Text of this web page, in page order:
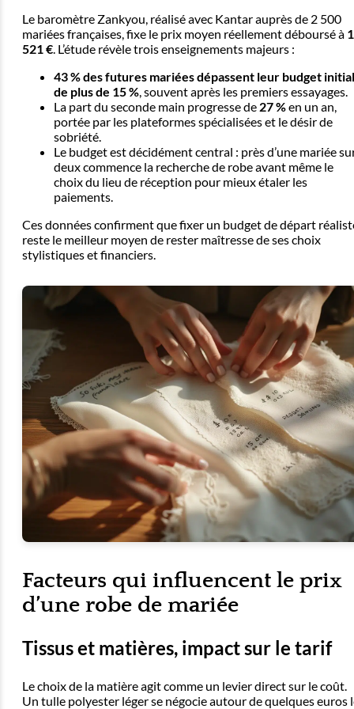
Le baromètre Zankyou, réalisé avec Kantar auprès de 2 500
mariées françaises, fixe le prix moyen réellement déboursé à 1
521 €. L’étude révèle trois enseignements majeurs :
43 % des futures mariées dépassent leur budget initial
de plus de 15 %, souvent après les premiers essayages.
La part du seconde main progresse de 27 %en un an,
portée par les plateformes spécialisées et le désir de
sobriété.
Le budget est décidément central : près d’une mariée
deux commence la recherche de robe avant même le
choix du lieu de réception pour mieux étaler les
paiements.
Ces données confirment que fixer un budget de départ
reste le meilleur moyen de rester maîtresse de ses choix
stylistiques et financiers.
Facteurs qui influencent le prix
d’une robe de mariée
Tissus et matières, impact sur le tarif
Le choix de la matière agit comme un levier direct sur le coût.
Un tulle polyester léger se négocie autour de quelques euros